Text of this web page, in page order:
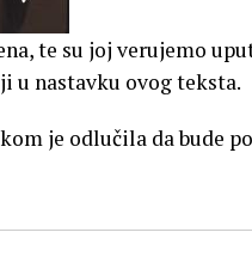
te su joj verujemo
u nastavku ovog teksta.
je odlučila da bude